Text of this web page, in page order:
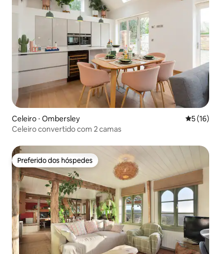
Celeiro ⋅ Ombersley 5 de uma
5 (16)
Celeiro convertido com 2 camas
Preferido dos hóspedes
Preferido dos hóspedes